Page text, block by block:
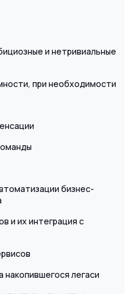
и нетривиальные
при необходимости
бизнес-
и их интеграция с
легаси